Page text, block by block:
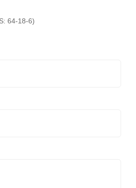
64-18-6)